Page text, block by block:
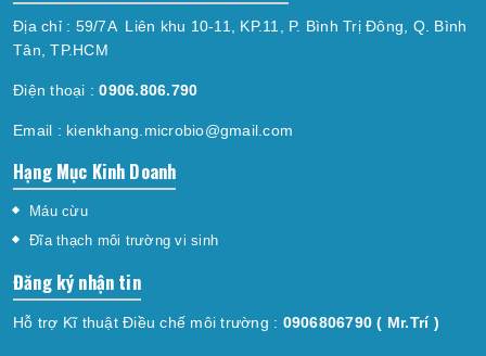
Địa chỉ : 59/7A Liên khu 10-11, KP.11, P. Bình Trị Đông, Q. Bình
Tân, TP.HCM
Điện thoại : 0906.806.790
Email : kienkhang.microbio@gmail.com
Hạng Mục Kinh Doanh
Máu cừu
Đĩa thạch môi trường vi sinh
Đăng ký nhận tin
Hỗ trợ Kĩ thuật Điều chế môi trường : 0906806790 ( Mr.Trí )